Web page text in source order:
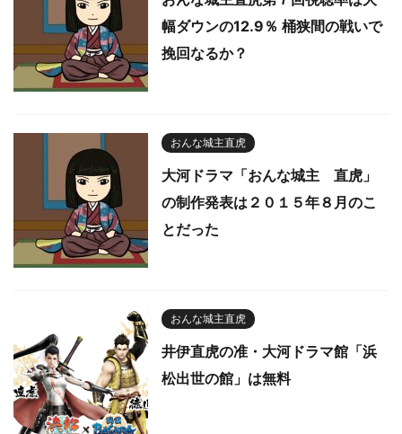
幅ダウンの12.9％ 桶狭間の戦いで
挽回なるか？
おんな城主直虎
大河ドラマ「おんな城主 直虎」
の制作発表は２０１５年８月のこ
とだった
おんな城主直虎
井伊直虎の准・大河ドラマ館「浜
松出世の館」は無料